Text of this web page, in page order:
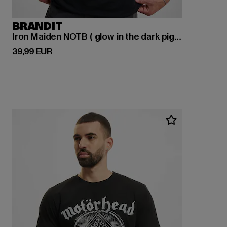
BRANDIT
Iron Maiden NOTB ( glow in the dark pigment)
39,99 EUR
Derzeitiger Preis: 39,99 EUR